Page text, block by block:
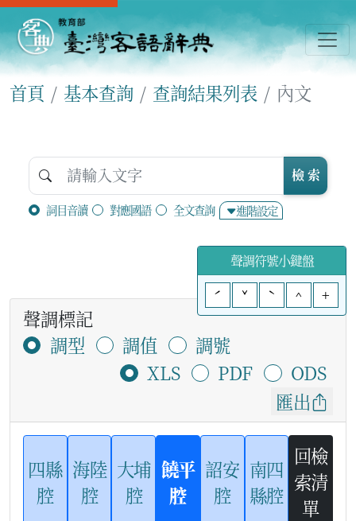
首頁 基本查詢 查詢結果列表 內文
詞目音讀 對應國語 全文查詢 進階設定
檢 索
聲調符號小鍵盤
ˊ
ˇ ˋ ^ +
聲調標記
調型
調值
調號
XLS
PDF
ODS
匯出
四縣
腔
海陸
腔
大埔
腔
饒平
腔
詔安
腔
南四
縣腔
回檢
索清
單